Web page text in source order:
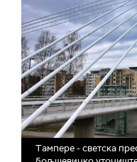
Тaмпере - светска